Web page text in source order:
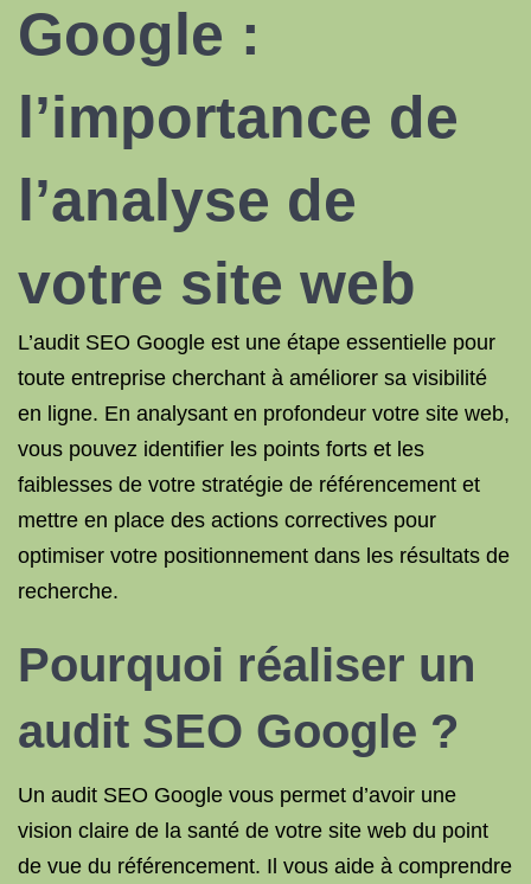
Google :
l’importance de
l’analyse de
votre site web
L’audit SEO Google est une étape essentielle pour
toute entreprise cherchant à améliorer sa visibilité
en ligne. En analysant en profondeur votre site web,
vous pouvez identifier les points forts et les
faiblesses de votre stratégie de référencement et
mettre en place des actions correctives pour
optimiser votre positionnement dans les résultats de
recherche.
Pourquoi réaliser un
audit SEO Google ?
Un audit SEO Google vous permet d’avoir une
vision claire de la santé de votre site web du point
de vue du référencement. Il vous aide à comprendre